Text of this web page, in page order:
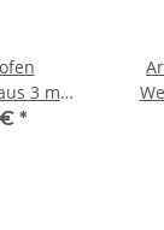
3 mm
cm 2.
*